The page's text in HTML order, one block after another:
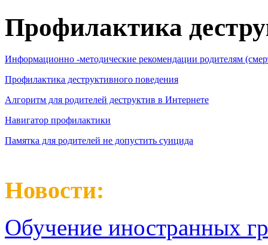
Профилактика
Информационно -методические рекомендации родителям
Профилактика деструктивного поведения
Алгоритм для родителей деструктив в Интернете
Навигатор профилактики
Памятка для родителей не допустить суицида
Новости:
Обучение иностранных